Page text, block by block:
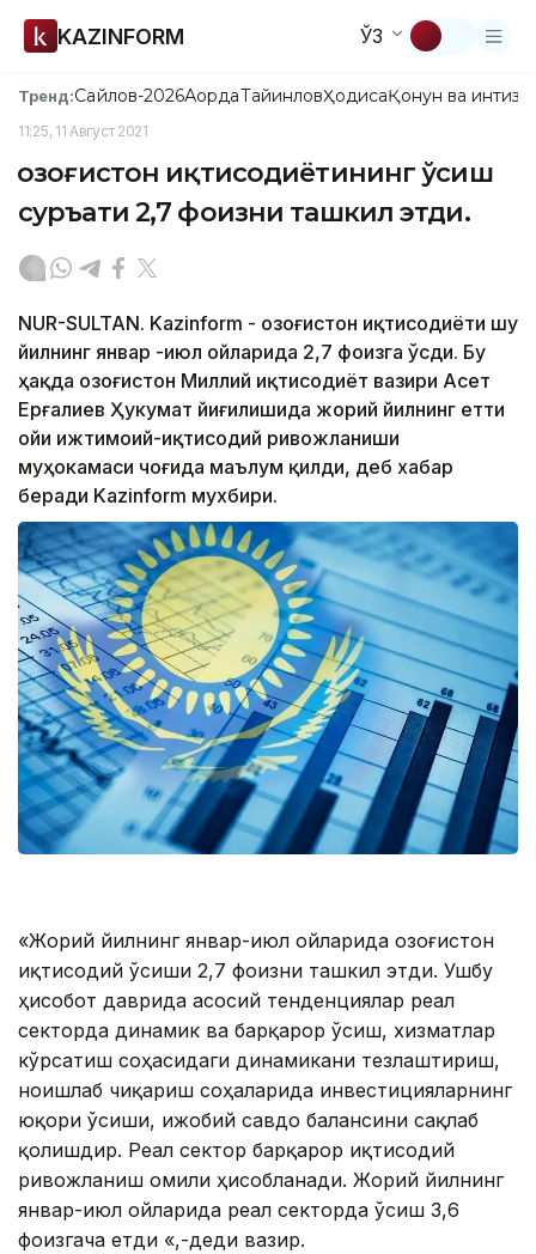
KAZINFORM ЎЗ
Тренд:Сайлов-2026АқордаТайинловҲодисаҚонун ва
11:25, 11 Август 2021
Қозоғистон иқтисодиётининг ўсиш
суръати 2,7 фоизни ташкил этди.
NUR-SULTAN. Kazinform - Қозоғистон иқтисодиёти шу
йилнинг январ -июл ойларида 2,7 фоизга ўсди. Бу
ҳақда Қозоғистон Миллий иқтисодиёт вазири Асет
Ерғалиев Ҳукумат йиғилишида жорий йилнинг етти
ойи ижтимоий-иқтисодий ривожланиши
муҳокамаси чоғида маълум қилди, деб хабар
беради Kazinform мухбири.
«Жорий йилнинг январ-июл ойларида Қозоғистон
иқтисодий ўсиши 2,7 фоизни ташкил этди. Ушбу
ҳисобот даврида асосий тенденциялар реал
секторда динамик ва барқарор ўсиш, хизматлар
кўрсатиш соҳасидаги динамикани тезлаштириш,
ноишлаб чиқариш соҳаларида инвестицияларнинг
юқори ўсиши, ижобий савдо балансини сақлаб
қолишдир. Реал сектор барқарор иқтисодий
ривожланиш омили ҳисобланади. Жорий йилнинг
январ-июл ойларида реал секторда ўсиш 3,6
фоизгача етди «,-деди вазир.